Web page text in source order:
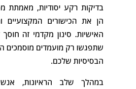
בדיקות רקע יסודיות, מאמתת
הן את הכישורים המקצועיים
האישיות. סינון מקדמי זה
שתפגשו רק מועמדים מוסמכים
הבסיסיות שלכם.
במהלך שלב הראיונות,